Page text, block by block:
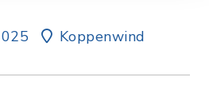
Koppenwind